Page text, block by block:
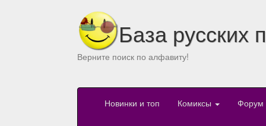
База русских
Верните поиск по алфавиту!
Новинки и топ Комиксы Форум